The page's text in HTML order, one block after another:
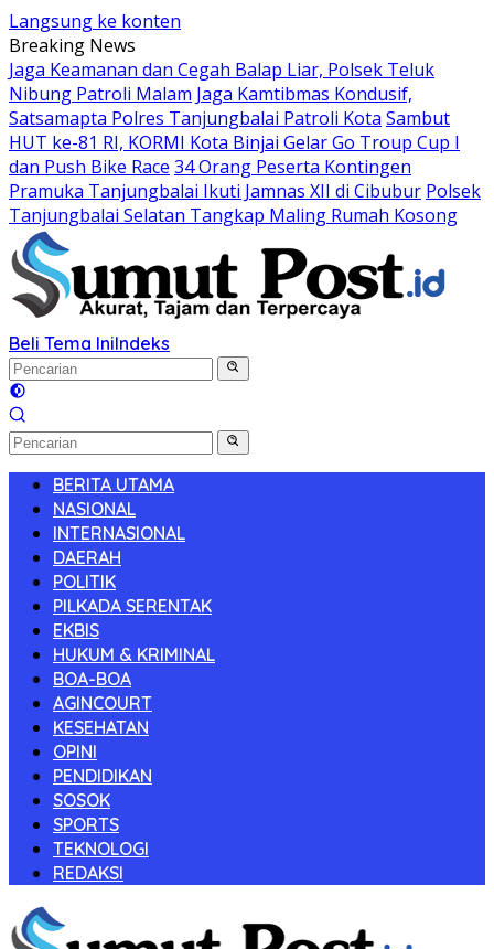
Langsung ke konten
Breaking News
Jaga Keamanan dan Cegah Balap Liar, Polsek Teluk
Nibung Patroli Malam Jaga Kamtibmas Kondusif,
Satsamapta Polres Tanjungbalai Patroli Kota Sambut
HUT ke-81 RI, KORMI Kota Binjai Gelar Go Troup Cup I
dan Push Bike Race 34 Orang Peserta Kontingen
Pramuka Tanjungbalai Ikuti Jamnas XII di Cibubur Polsek
Tanjungbalai Selatan Tangkap Maling Rumah Kosong
Beli Tema IniIndeks
BERITA UTAMA
NASIONAL
INTERNASIONAL
DAERAH
POLITIK
PILKADA SERENTAK
EKBIS
HUKUM & KRIMINAL
BOA-BOA
AGINCOURT
KESEHATAN
OPINI
PENDIDIKAN
SOSOK
SPORTS
TEKNOLOGI
REDAKSI